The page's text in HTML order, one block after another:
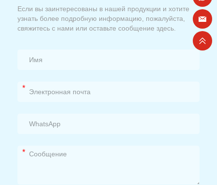
Если вы заинтересованы в нашей продукции и хотите
узнать более подробную информацию, пожалуйста,
свяжитесь с нами или оставьте сообщение здесь.
*
*